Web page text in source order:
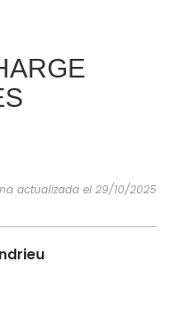
INSPIRACIONES
actualizada el 29/10/2025